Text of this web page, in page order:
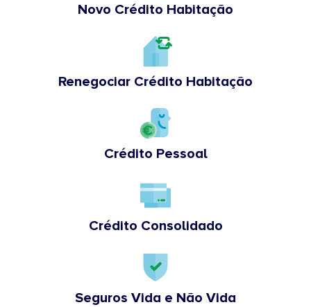
Novo Crédito Habitação
Renegociar Crédito Habitação
Crédito Pessoal
Crédito Consolidado
Seguros Vida e Não Vida